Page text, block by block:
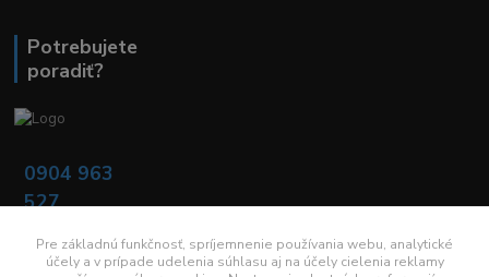
Potrebujete
poradiť?
0904 963
527
16:00
Pre základnú funkčnosť, spríjemnenie používania webu, analytické
účely a v prípade udelenia súhlasu aj na účely cielenia reklamy